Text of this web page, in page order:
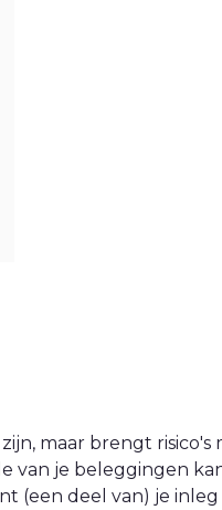
maar brengt risico's
van je beleggingen
(een deel van) je inleg